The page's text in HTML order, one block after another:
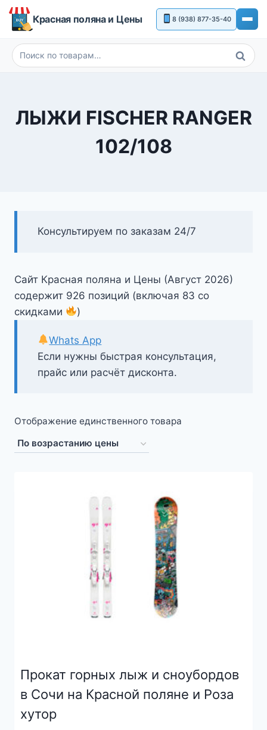
Перейти
Красная поляна и Цены 8 (938) 877-35-40
Искать:
Поиск
ЛЫЖИ FISCHER RANGER
102/108
Консультируем по заказам 24/7
Сайт Красная поляна и Цены (Август 2026)
содержит 926 позиций (включая 83 со
скидками
)
Если нужны быстрая консультация,
прайс или расчёт дисконта.
Whats App
Отображение единственного товара
Прокат горных лыж и сноубордов
в Сочи на Красной поляне и Роза
хутор